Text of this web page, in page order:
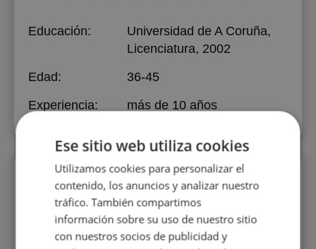
Educación: Universidad de A Coruña,
Licenciatura, 2002
Edad:
36-45
Experiencia:
más de 10 años
Perfiles vistos
Ese sitio web utiliza cookies
Utilizamos cookies para personalizar el
contenido, los anuncios y analizar nuestro
tráfico. También compartimos
información sobre su uso de nuestro sitio
con nuestros socios de publicidad y